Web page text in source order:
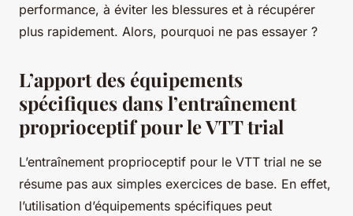
performance, à éviter les blessures et à récupérer
plus rapidement. Alors, pourquoi ne pas essayer ?
L’apport des équipements
spécifiques dans l’entraînement
proprioceptif pour le VTT trial
L’entraînement proprioceptif pour le VTT trial ne se
résume pas aux simples exercices de base. En effet,
l’utilisation d’équipements spécifiques peut